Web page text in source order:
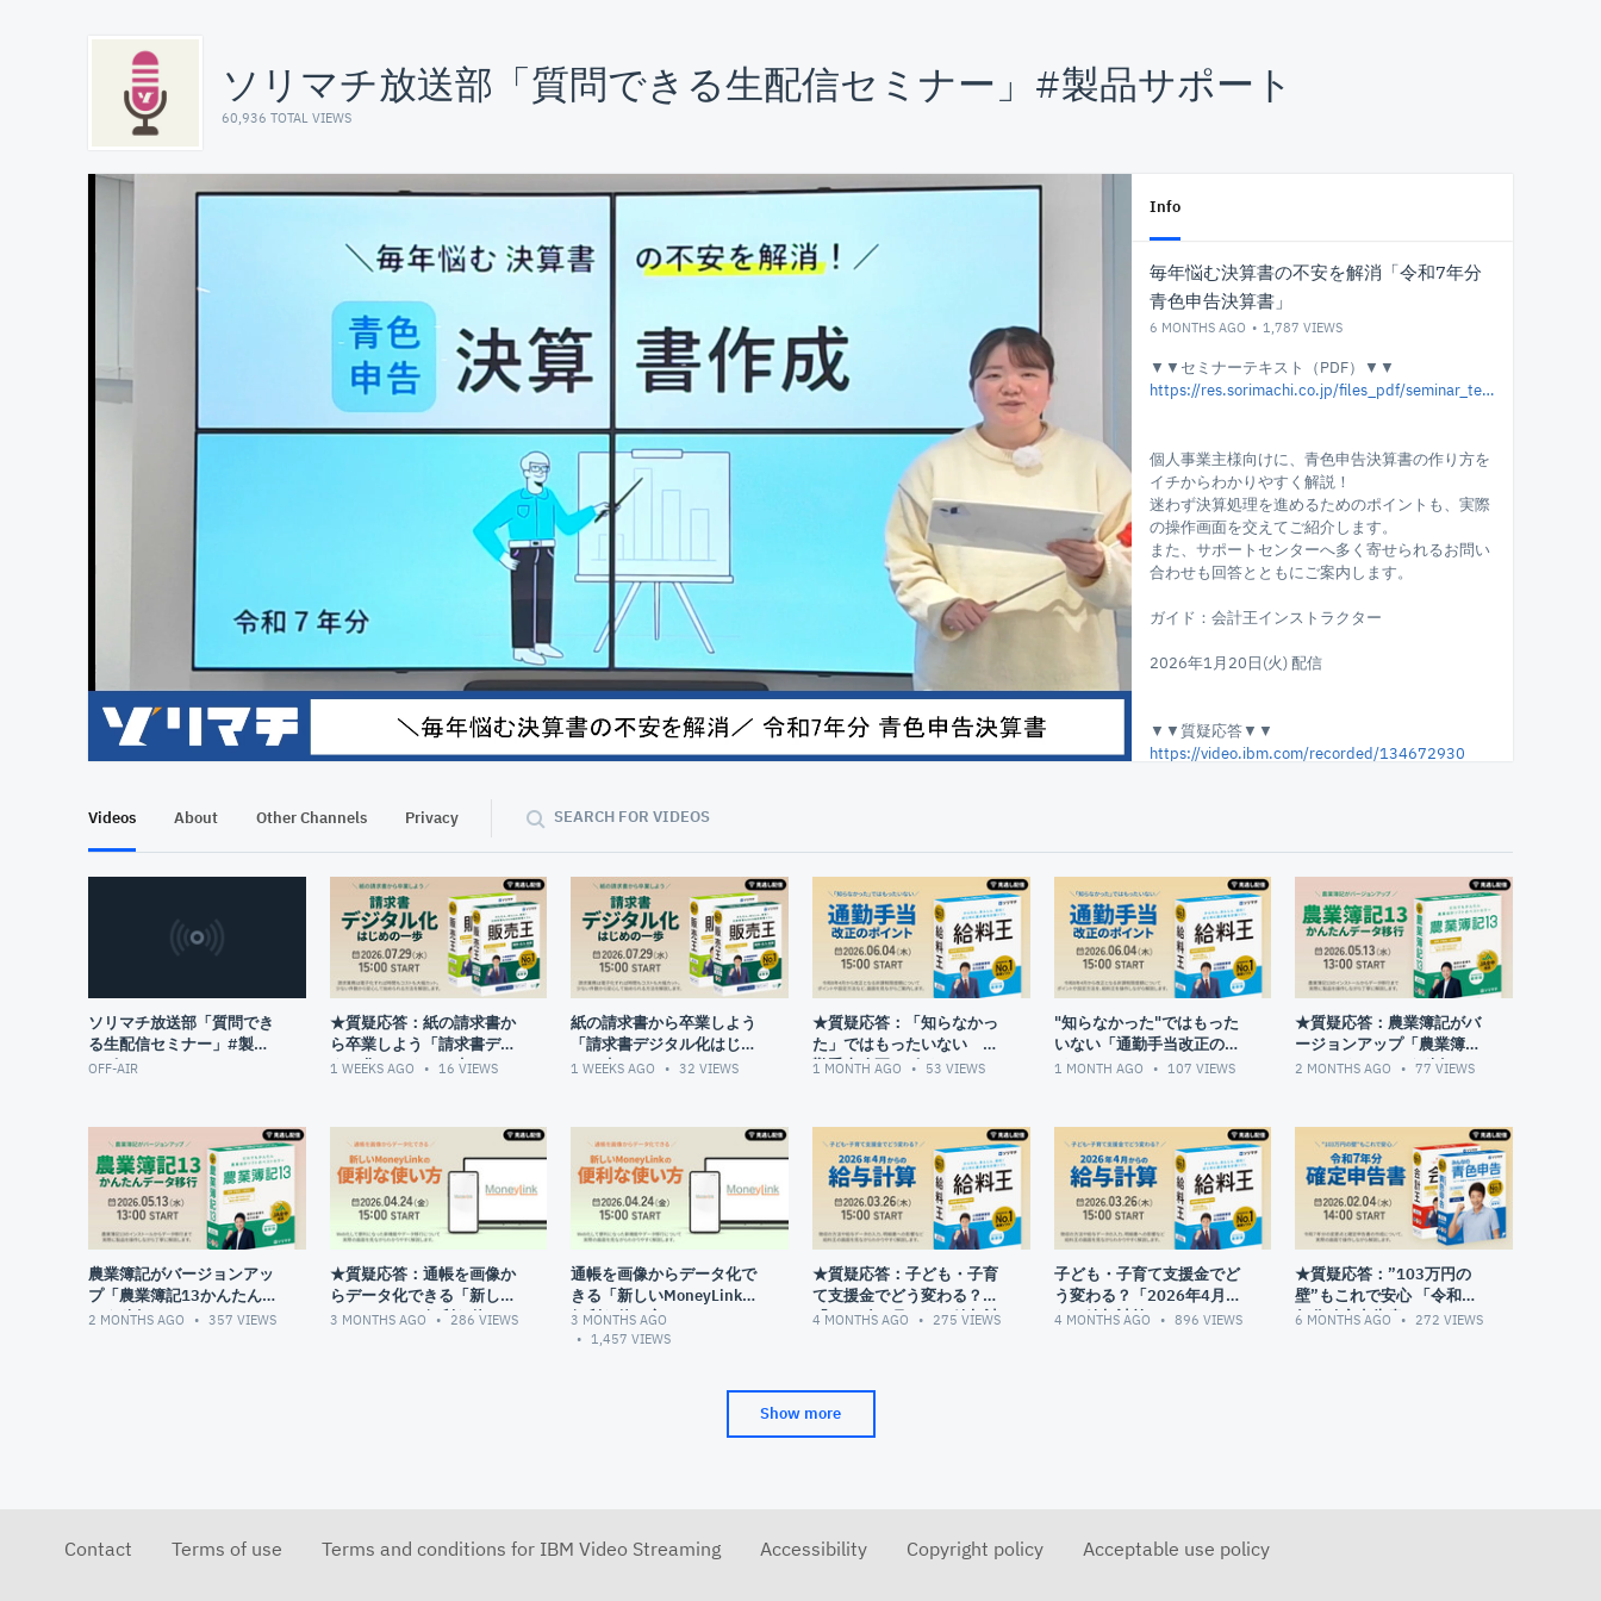
ソリマチ放送部「質問できる生配信セミナー」#製品サポート
60,936 TOTAL VIEWS
At position 00:13
00:13 48:37
Info
毎年悩む決算書の不安を解消「令和7年分
青色申告決算書」
6 MONTHS AGO 1,787 VIEWS
▼▼セミナーテキスト（PDF）▼▼
https://res.sorimachi.co.jp/files_pdf/seminar_text/ols_260120_text.pdf?live20260120df
個人事業主様向けに、青色申告決算書の作り方を
イチからわかりやすく解説！
迷わず決算処理を進めるためのポイントも、実際
の操作画面を交えてご紹介します。
また、サポートセンターへ多く寄せられるお問い
合わせも回答とともにご案内します。
ガイド：会計王インストラクター
2026年1月20日(火) 配信
▼▼質疑応答▼▼
https://video.ibm.com/recorded/134672930
▼▼チャプター▼▼
02:11
目次
03:04
令和7年度税制改正について
備
07:46
青色申告決算書の作成方法
10:26
STEP2 減価償却費などの決算仕訳を入
力
11:14
減価償却費の入力方法
18:26
家事関連費の入力方法
21:32
棚卸資産の入力方法
25:27
STEP3 青色申告入力の画面を入力
売上／仕入金額の明細を入力する方法
教えてください。
Videos About Other Channels Privacy SEARCH FOR VIDEOS
ソリマチ放送部「質問でき
る生配信セミナー」#製品
サポート
OFF-AIR
★質疑応答：紙の請求書か
ら卒業しよう「請求書デジ
タル化はじめの一歩」
1 WEEKS AGO 16 VIEWS
紙の請求書から卒業しよう
「請求書デジタル化はじめ
の一歩」
1 WEEKS AGO 32 VIEWS
★質疑応答：「知らなかっ
た」ではもったいない 通
勤手当改正のポイント
1 MONTH AGO 53 VIEWS
"知らなかった"ではもった
いない「通勤手当改正のポ
イント」
1 MONTH AGO 107 VIEWS
★質疑応答：農業簿記がバ
ージョンアップ「農業簿記
13かんたんデータ移行」
2 MONTHS AGO 77 VIEWS
農業簿記がバージョンアッ
プ「農業簿記13かんたんデ
ータ移行」
2 MONTHS AGO 357 VIEWS
★質疑応答：通帳を画像か
らデータ化できる「新しい
MoneyLinkの便利な使い
3 MONTHS AGO 286 VIEWS
通帳を画像からデータ化で
きる「新しいMoneyLinkの
便利な使い方」
3 MONTHS AGO
1,457 VIEWS
★質疑応答：子ども・子育
て支援金でどう変わる？
「2026年4月からの給与計
4 MONTHS AGO 275 VIEWS
子ども・子育て支援金でど
う変わる？「2026年4月か
らの給与計算」
4 MONTHS AGO 896 VIEWS
★質疑応答：”103万円の
壁”もこれで安心 「令和７
年分確定申告書」
6 MONTHS AGO 272 VIEWS
Show more
Contact Terms of use Terms and conditions for IBM Video Streaming Accessibility Copyright policy Acceptable use policy